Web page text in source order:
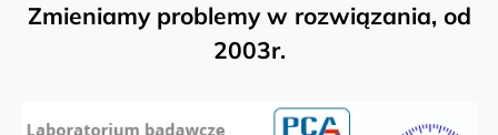
Zmieniamy problemy w rozwiązania, od
2003r.